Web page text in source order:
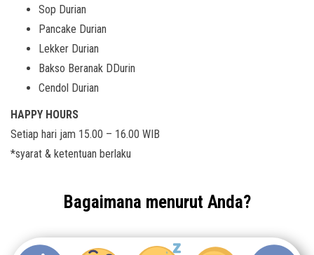
Sop Durian
Pancake Durian
Lekker Durian
Bakso Beranak DDurin
Cendol Durian
HAPPY HOURS
Setiap hari jam 15.00 – 16.00 WIB
*syarat & ketentuan berlaku
Bagaimana menurut Anda?